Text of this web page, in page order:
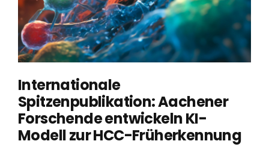
Internationale
Spitzenpublikation: Aachener
Forschende entwickeln KI-
Modell zur HCC-Früherkennung